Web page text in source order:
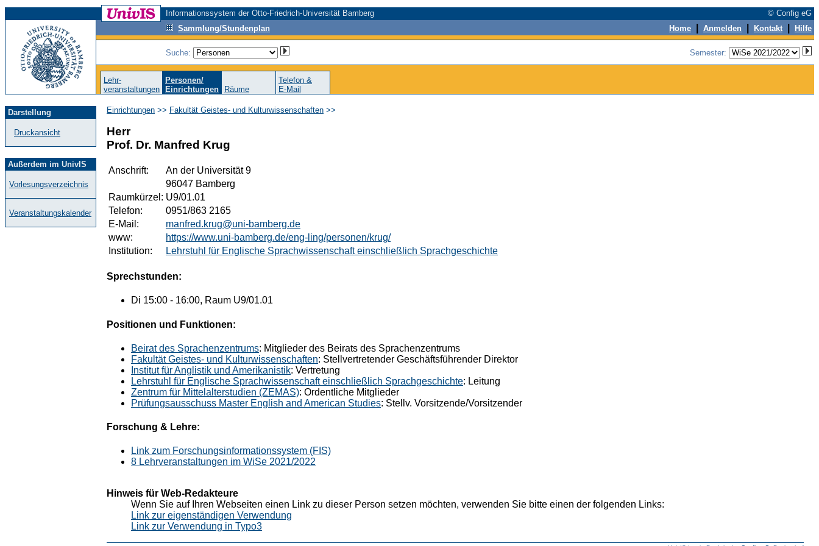
Informationssystem der Otto-Friedrich-Universität Bamberg
© Config eG
Sammlung/Stundenplan
Home Anmelden Kontakt Hilfe
Suche: Semester:
Lehr-
veranstaltungen
Personen/
Einrichtungen
Räume
Telefon &
E-Mail
Darstellung
Druckansicht
Außerdem im UnivIS
Vorlesungsverzeichnis
Veranstaltungskalender
Einrichtungen >> Fakultät Geistes- und Kulturwissenschaften >>
Herr
Prof. Dr. Manfred Krug
Anschrift:
An der Universität 9
96047 Bamberg
Raumkürzel: U9/01.01
Telefon:
0951/863 2165
E-Mail:
manfred.krug@uni-bamberg.de
www:
https://www.uni-bamberg.de/eng-ling/personen/krug/
Institution:
Lehrstuhl für Englische Sprachwissenschaft einschließlich Sprachgeschichte
Sprechstunden:
Di 15:00 - 16:00, Raum U9/01.01
Positionen und Funktionen:
Beirat des Sprachenzentrums: Mitglieder des Beirats des Sprachenzentrums
Fakultät Geistes- und Kulturwissenschaften: Stellvertretender Geschäftsführender Direktor
Institut für Anglistik und Amerikanistik: Vertretung
Lehrstuhl für Englische Sprachwissenschaft einschließlich Sprachgeschichte: Leitung
Zentrum für Mittelalterstudien (ZEMAS): Ordentliche Mitglieder
Prüfungsausschuss Master English and American Studies: Stellv. Vorsitzende/Vorsitzender
Forschung & Lehre:
Link zum Forschungsinformationssystem (FIS)
8 Lehrveranstaltungen im WiSe 2021/2022
Hinweis für Web-Redakteure
Wenn Sie auf Ihren Webseiten einen Link zu dieser Person setzen möchten, verwenden Sie bitte einen der folgenden Links:
Link zur eigenständigen Verwendung
Link zur Verwendung in Typo3